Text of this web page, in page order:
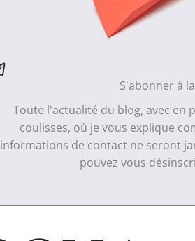
S'abonner à
Toute l'actualité du blog, avec
coulisses, où je vous explique
informations de contact ne seront
pouvez vous